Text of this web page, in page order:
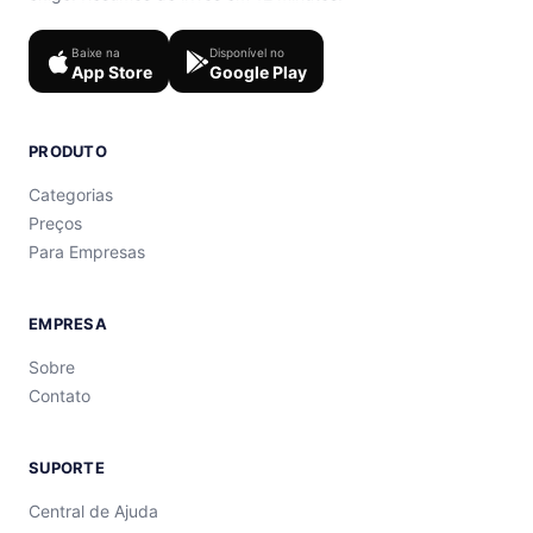
Baixe na
App Store
Disponível no
Google Play
PRODUTO
Categorias
Preços
Para Empresas
EMPRESA
Sobre
Contato
SUPORTE
Central de Ajuda